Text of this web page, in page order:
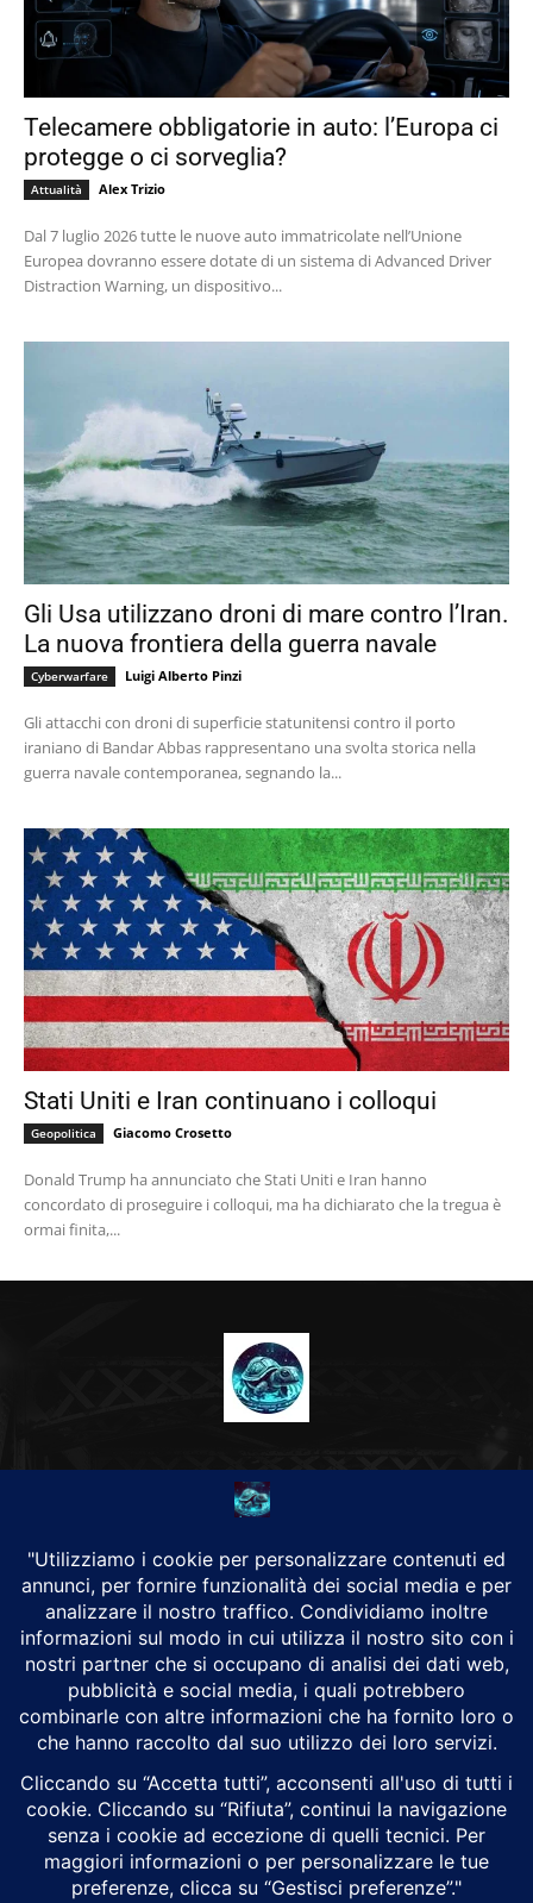
Telecamere obbligatorie in auto: l’Europa ci
protegge o ci sorveglia?
Attualità Alex Trizio
Dal 7 luglio 2026 tutte le nuove auto immatricolate nell’Unione
Europea dovranno essere dotate di un sistema di Advanced Driver
Distraction Warning, un dispositivo...
Gli Usa utilizzano droni di mare contro l’Iran.
La nuova frontiera della guerra navale
Cyberwarfare Luigi Alberto Pinzi
Gli attacchi con droni di superficie statunitensi contro il porto
iraniano di Bandar Abbas rappresentano una svolta storica nella
guerra navale contemporanea, segnando la...
Stati Uniti e Iran continuano i colloqui
Geopolitica Giacomo Crosetto
Donald Trump ha annunciato che Stati Uniti e Iran hanno
concordato di proseguire i colloqui, ma ha dichiarato che la tregua è
ormai finita,...
CHI SIAMO
Alground Geopolitica e Cyberwarfare.
Da una idea di Brunilde Trizio
Alground fa parte del Gruppo Trizio
SEGUICI